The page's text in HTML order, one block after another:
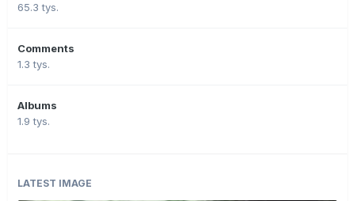
65.3 tys.
Comments
1.3 tys.
Albums
1.9 tys.
LATEST IMAGE